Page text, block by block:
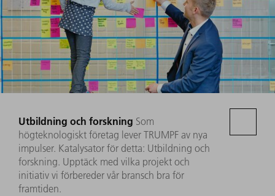
Utbildning och forskning Som
högteknologiskt företag lever TRUMPF av nya
impulser. Katalysator för detta: Utbildning och
forskning. Upptäck med vilka projekt och
initiativ vi förbereder vår bransch bra för
framtiden.